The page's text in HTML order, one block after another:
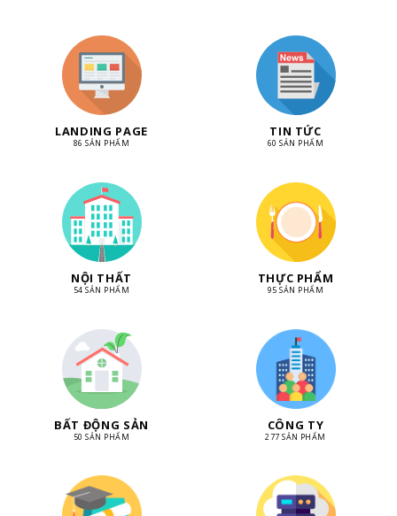
LANDING PAGE
86 SẢN PHẨM
TIN TỨC
60 SẢN PHẨM
NỘI THẤT
54 SẢN PHẨM
THỰC PHẨM
95 SẢN PHẨM
BẤT ĐỘNG SẢN
50 SẢN PHẨM
CÔNG TY
277 SẢN PHẨM